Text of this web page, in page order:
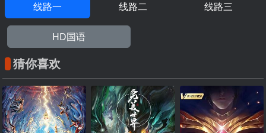
线路一 线路二 线路三
HD国语
猜你喜欢